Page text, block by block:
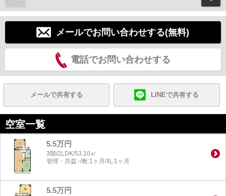
メールでお問い合わせする(無料)
電話でお問い合わせする
メールで共有する LINEで共有する
空室一覧
5.5万円
3階/2LDK/53.10㎡
管理・共益:-/敷:1ヶ月/礼:1ヶ月
5.5万円